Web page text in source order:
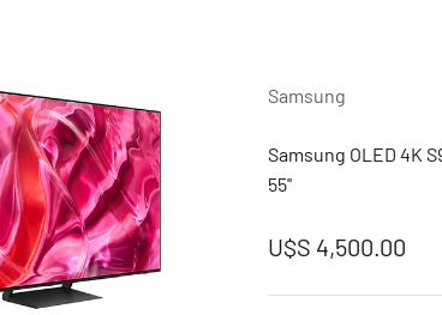
Samsung
Samsung OLED 4K
55''
Precio de oferta
U$S 4,500.00